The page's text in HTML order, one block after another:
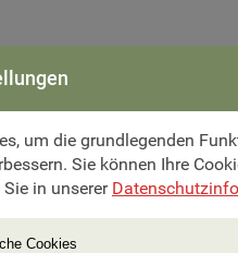
um die grundlegenden
Sie können Ihre
in unserer
Cookies